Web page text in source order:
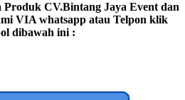
Produk CV.Bintang Jaya Event dan
VIA whatsapp atau Telpon klik
dibawah ini :